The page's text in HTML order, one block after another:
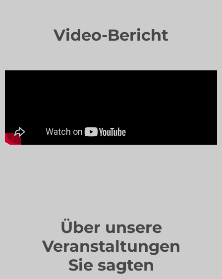
Video-Bericht
Über unsere
Veranstaltungen
Sie sagten